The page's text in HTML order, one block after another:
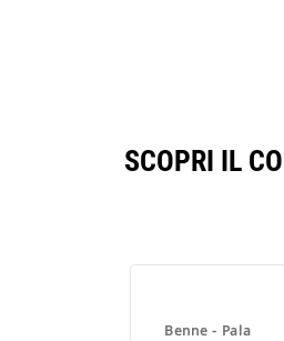
SCOPRI IL
Benne - Pala